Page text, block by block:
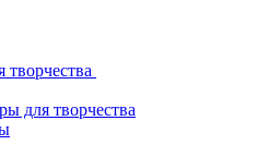
творчества
для творчества